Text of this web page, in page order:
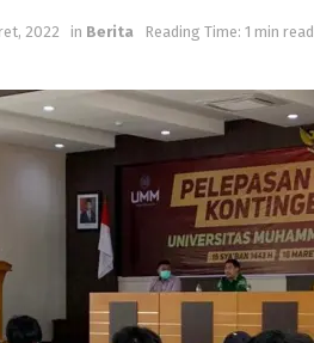
2022 in Berita Reading Time: 1 min read